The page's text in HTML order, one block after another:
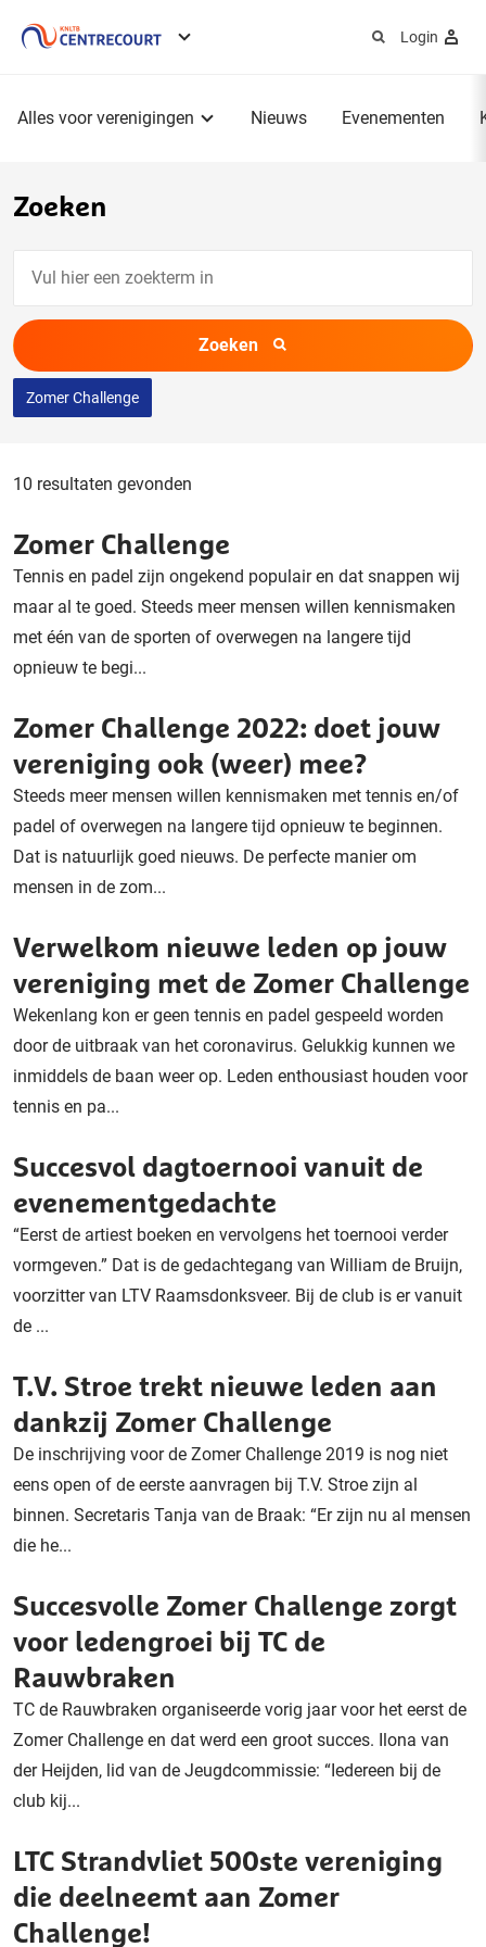
Login
Alles voor verenigingen Nieuws Evenementen
Zoeken
een
zoekterm
in
Zoeken
Zomer Challenge
10 resultaten gevonden
Zomer Challenge
Tennis en padel zijn ongekend populair en dat snappen wij
maar al te goed. Steeds meer mensen willen kennismaken
met één van de sporten of overwegen na langere tijd
opnieuw te begi...
Zomer Challenge 2022: doet jouw
vereniging ook (weer) mee?
Steeds meer mensen willen kennismaken met tennis en/of
padel of overwegen na langere tijd opnieuw te beginnen.
Dat is natuurlijk goed nieuws. De perfecte manier om
mensen in de zom...
Verwelkom nieuwe leden op jouw
vereniging met de Zomer Challenge
Wekenlang kon er geen tennis en padel gespeeld worden
door de uitbraak van het coronavirus. Gelukkig kunnen we
inmiddels de baan weer op. Leden enthousiast houden voor
tennis en pa...
Succesvol dagtoernooi vanuit de
evenementgedachte
“Eerst de artiest boeken en vervolgens het toernooi verder
vormgeven.” Dat is de gedachtegang van William de Bruijn,
voorzitter van LTV Raamsdonksveer. Bij de club is er vanuit
de ...
T.V. Stroe trekt nieuwe leden aan
dankzij Zomer Challenge
De inschrijving voor de Zomer Challenge 2019 is nog niet
eens open of de eerste aanvragen bij T.V. Stroe zijn al
binnen. Secretaris Tanja van de Braak: “Er zijn nu al mensen
die he...
Succesvolle Zomer Challenge zorgt
voor ledengroei bij TC de
Rauwbraken
TC de Rauwbraken organiseerde vorig jaar voor het eerst de
Zomer Challenge en dat werd een groot succes. Ilona van
der Heijden, lid van de Jeugdcommissie: “Iedereen bij de
club kij...
LTC Strandvliet 500ste vereniging
die deelneemt aan Zomer
Challenge!